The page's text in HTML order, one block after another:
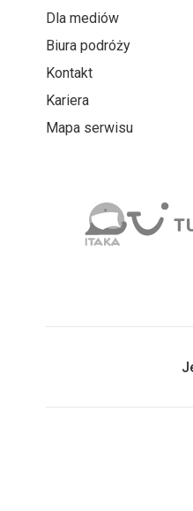
Dla mediów
Biura podróży
Kontakt
Kariera
Mapa serwisu